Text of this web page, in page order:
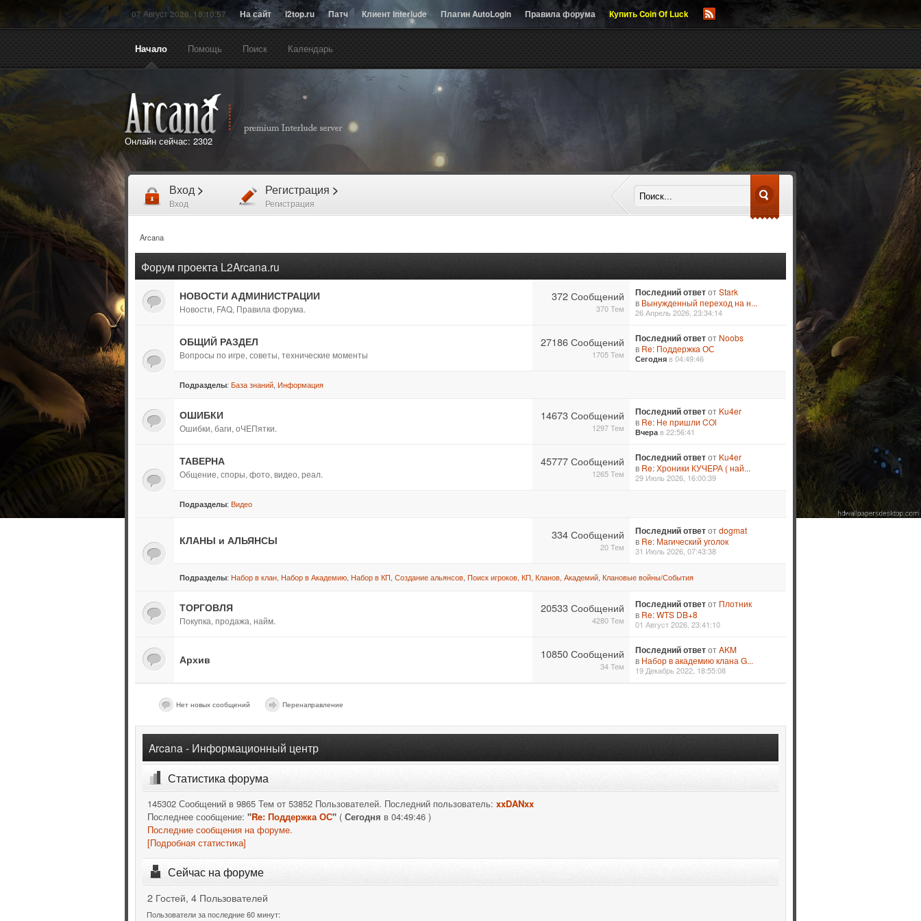
07 Август 2026, 18:10:57 На сайт l2top.ru Патч Клиент Interlude Плагин AutoLogin Правила форума Купить Coin Of Luck
Начало Помощь Поиск Календарь
Онлайн сейчас: 2302
Вход >
Вход
Регистрация >
Регистрация
Arcana
Форум проекта L2Arcana.ru
НОВОСТИ АДМИНИСТРАЦИИ
Новости, FAQ, Правила форума.
372 Сообщений
370 Тем
Последний ответотStark
в Вынужденный переход на н...
26 Апрель 2026, 23:34:14
ОБЩИЙ РАЗДЕЛ
Вопросы по игре, советы, технические моменты
27186 Сообщений
1705 Тем
Последний ответот Noobs
в Re: Поддержка ОС
Сегодня в 04:49:46
Подразделы: База знаний Информация
ОШИБКИ
Ошибки, баги, оЧЕПятки.
14673 Сообщений
1297 Тем
Последний ответот Ku4er
в Re: Не пришли COl
Вчера в 22:56:41
ТАВЕРНА
Общение, споры, фото, видео, реал.
45777 Сообщений
1265 Тем
Последний ответот Ku4er
в Re: Хроники КУЧЕРА ( най...
29 Июль 2026, 16:00:39
Подразделы: Видео
КЛАНЫ и АЛЬЯНСЫ 334 Сообщений
20 Тем
Последний ответотdogmat
в Re: Магический уголок
31 Июль 2026, 07:43:38
Подразделы: Набор в клан Набор в Академию Набор в КП Создание альянсов Поиск игроков, КП, Кланов, Академий Клановые войны/События
ТОРГОВЛЯ
Покупка, продажа, найм.
20533 Сообщений
4280 Тем
Последний ответот Плотник
в Re: WTS DB+8
01 Август 2026, 23:41:10
Архив 10850 Сообщений
34 Тем
Последний ответотAKM
в Набор в академию клана G...
19 Декабрь 2022, 18:55:08
Нет новых сообщений Перенаправление
Arcana - Информационный центр
Статистика форума
145302 Сообщений в 9865 Тем от 53852 Пользователей. Последний пользователь: xxDANxx
Последнее сообщение: "Re: Поддержка ОС"( Сегодня в 04:49:46 )
Последние сообщения на форуме.
[Подробная статистика]
Сейчас на форуме
2 Гостей, 4 Пользователей
Пользователи за последние 60 минут: